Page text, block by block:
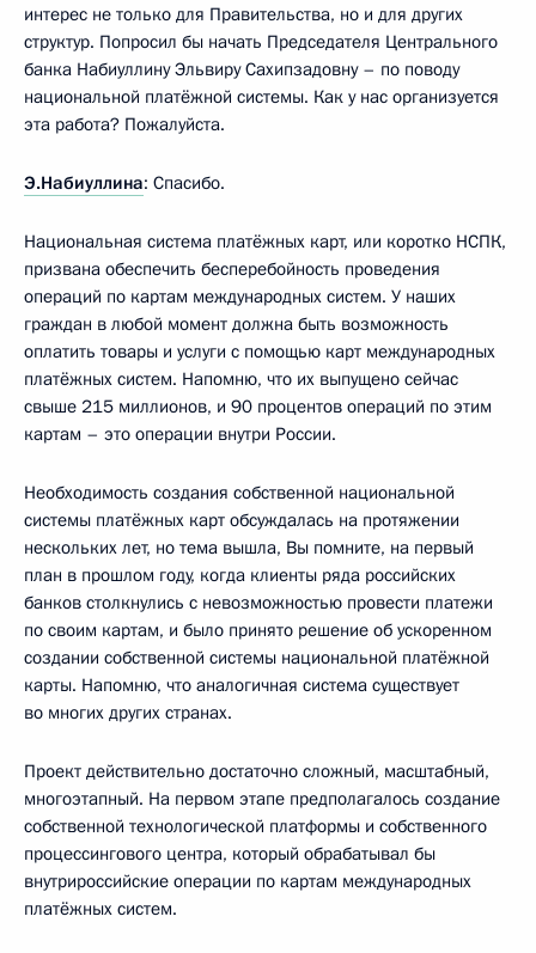
интерес не только для Правительства, но и для других
структур. Попросил бы начать Председателя Центрального
банка Набиуллину Эльвиру Сахипзадовну – по поводу
национальной платёжной системы. Как у нас организуется
эта работа? Пожалуйста.
Э.Набиуллина: Спасибо.
Национальная система платёжных карт, или коротко НСПК,
призвана обеспечить бесперебойность проведения
операций по картам международных систем. У наших
граждан в любой момент должна быть возможность
оплатить товары и услуги с помощью карт международных
платёжных систем. Напомню, что их выпущено сейчас
свыше 215 миллионов, и 90 процентов операций по этим
картам – это операции внутри России.
Необходимость создания собственной национальной
системы платёжных карт обсуждалась на протяжении
нескольких лет, но тема вышла, Вы помните, на первый
план в прошлом году, когда клиенты ряда российских
банков столкнулись с невозможностью провести платежи
по своим картам, и было принято решение об ускоренном
создании собственной системы национальной платёжной
карты. Напомню, что аналогичная система существует
во многих других странах.
Проект действительно достаточно сложный, масштабный,
многоэтапный. На первом этапе предполагалось создание
собственной технологической платформы и собственного
процессингового центра, который обрабатывал бы
внутрироссийские операции по картам международных
платёжных систем.